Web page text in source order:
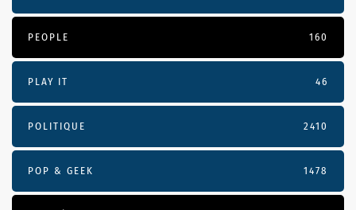
PEOPLE 160
PLAY IT 46
POLITIQUE 2410
POP & GEEK 1478